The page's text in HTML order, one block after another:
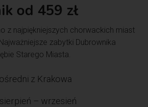
od 459 zł
z najpiękniejszych chorwackich miast
zabytki Dubrownika
Starego Miasta.
z Krakowa
– wrzesień